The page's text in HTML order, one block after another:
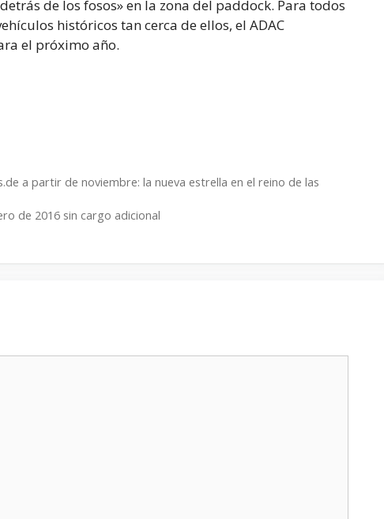
de los fosos» en la zona del paddock. Para todos
históricos tan cerca de ellos, el ADAC
el próximo año.
a partir de noviembre: la nueva estrella en el reino de las
de 2016 sin cargo adicional